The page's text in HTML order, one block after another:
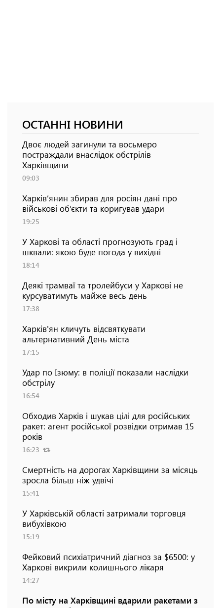
ОСТАННІ НОВИНИ
Двоє людей загинули та восьмеро
постраждали внаслідок обстрілів
Харківщини
09:03
Харків’янин збирав для росіян дані про
військові об’єкти та коригував удари
19:25
У Харкові та області прогнозують град і
шквали: якою буде погода у вихідні
18:14
Деякі трамваї та тролейбуси у Харкові не
курсуватимуть майже весь день
17:38
Харків'ян кличуть відсвяткувати
альтернативний День міста
17:15
Удар по Ізюму: в поліції показали наслідки
обстрілу
16:54
Обходив Харків і шукав цілі для російських
ракет: агент російської розвідки отримав 15
років
16:23
Смертність на дорогах Харківщини за місяць
зросла більш ніж удвічі
15:41
У Харківській області затримали торговця
вибухівкою
15:19
Фейковий психіатричний діагноз за $6500: у
Харкові викрили колишнього лікаря
14:27
По місту на Харківщині вдарили ракетами з